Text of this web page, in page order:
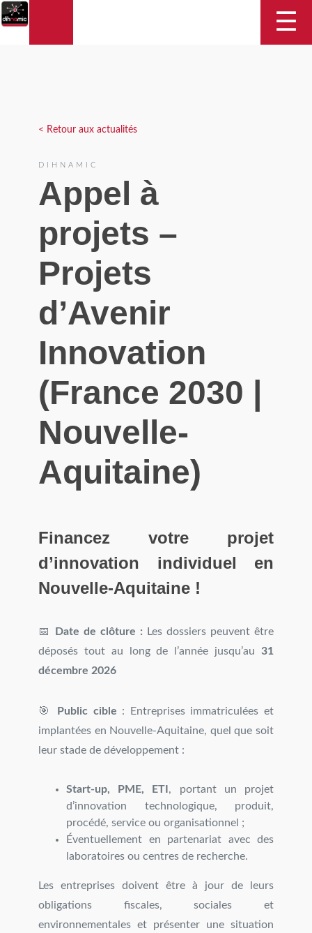
DIHNAMIC
☰
< Retour aux actualités
DIHNAMIC
Appel à
projets –
Projets
d’Avenir
Innovation
(France 2030 |
Nouvelle-
Aquitaine)
Financez votre projet
d’innovation individuel en
Nouvelle-Aquitaine !
📅 Date de clôture : Les dossiers peuvent être
déposés tout au long de l’année jusqu’au 31
décembre 2026
🎯 Public cible : Entreprises immatriculées et
implantées en Nouvelle-Aquitaine, quel que soit
leur stade de développement :
Start-up, PME, ETI , portant un projet
d’innovation technologique, produit,
procédé, service ou organisationnel ;
Éventuellement en partenariat avec des
laboratoires ou centres de recherche.
Les entreprises doivent être à jour de leurs
obligations fiscales, sociales et
environnementales et présenter une situation